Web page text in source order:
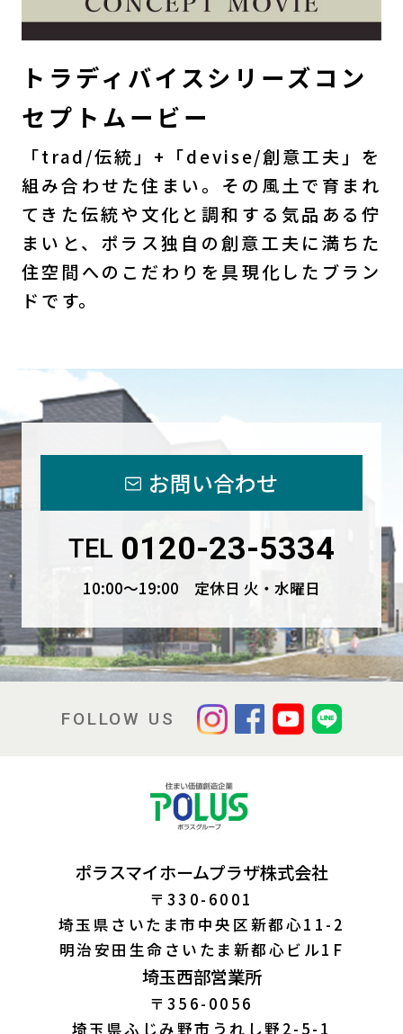
トラディバイスシリーズコン
セプトムービー
「trad/伝統」+「devise/創意工夫」を
組み合わせた住まい。その風土で育まれ
てきた伝統や文化と調和する気品ある佇
まいと、ポラス独自の創意工夫に満ちた
住空間へのこだわりを具現化したブラン
ドです。
お問い合わせ
TEL 0120-23-5334
10:00〜19:00 定休日 火・水曜日
FOLLOW US
ポラスマイホームプラザ株式会社
〒330-6001
埼玉県さいたま市中央区新都心11-2
明治安田生命さいたま新都心ビル1F
埼玉西部営業所
〒356-0056
埼玉県ふじみ野市うれし野2-5-1